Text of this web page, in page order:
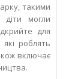
такими
могли
для
роблять
включає